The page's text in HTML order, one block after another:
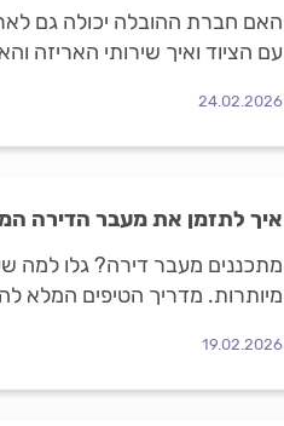
האם חברת ההובלה יכולה גם
עם הציוד ואיך שירותי האריזה
24.02.2026
איך לתזמן את מעבר הדירה
מיותרות. מדריך הטיפים המלא
19.02.2026